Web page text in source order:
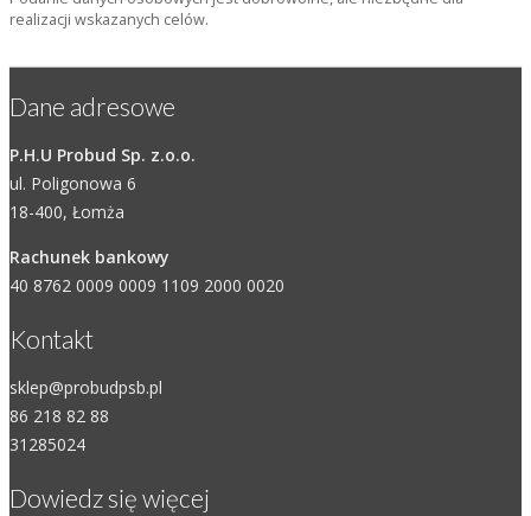
realizacji wskazanych celów.
Dane adresowe
P.H.U Probud Sp. z.o.o.
ul. Poligonowa 6
18-400, Łomża
Rachunek bankowy
40 8762 0009 0009 1109 2000 0020
Kontakt
sklep@probudpsb.pl
86 218 82 88
31285024
Dowiedz się więcej